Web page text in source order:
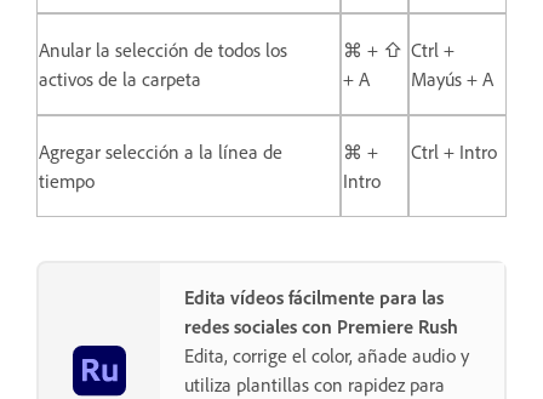
Anular la selección de todos los
activos de la carpeta
⌘ + ⇧
+ A
Ctrl +
Mayús + A
Agregar selección a la línea de
tiempo
⌘ +
Intro
Ctrl + Intro
Edita vídeos fácilmente para las
redes sociales con Premiere Rush
Edita, corrige el color, añade audio y
utiliza plantillas con rapidez para